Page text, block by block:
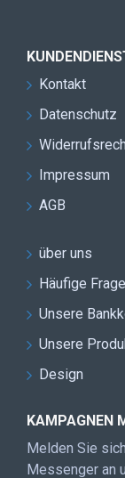
Kontakt
Datenschutz
Impressum
AGB
über uns
Häufige
Unsere
Unsere
Design
KAMPAGNEN
Melden Sie
Messenger an